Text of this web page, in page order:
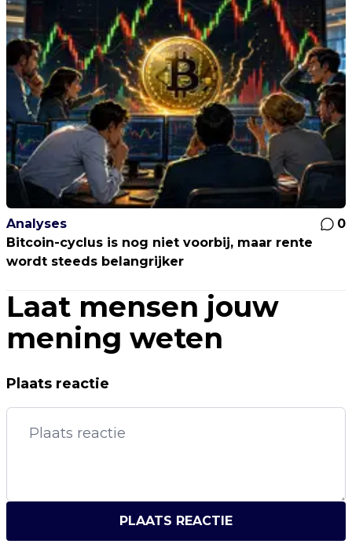
Analyses
0
Bitcoin-cyclus is nog niet voorbij, maar rente
wordt steeds belangrijker
Laat mensen jouw
mening weten
Plaats reactie
PLAATS REACTIE